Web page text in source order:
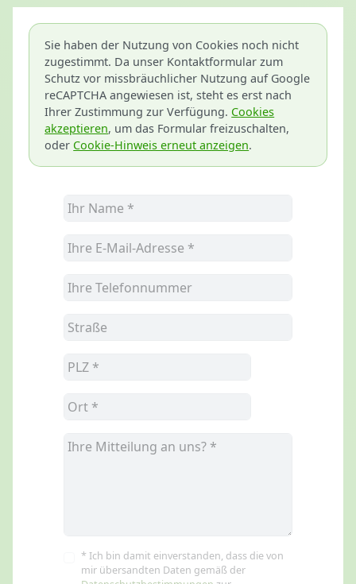
Sie haben der Nutzung von Cookies noch nicht
zugestimmt. Da unser Kontaktformular zum
Schutz vor missbräuchlicher Nutzung auf Google
reCAPTCHA angewiesen ist, steht es erst nach
Ihrer Zustimmung zur Verfügung. Cookies
akzeptieren, um das Formular freizuschalten,
oder Cookie-Hinweis erneut anzeigen.
* Ich bin damit einverstanden, dass die von
mir übersandten Daten gemäß der